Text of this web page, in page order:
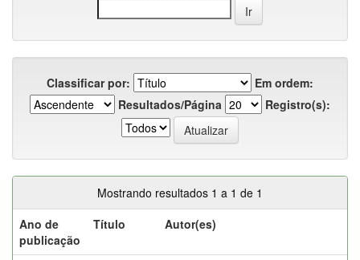
Classificar por:
Em ordem:
Resultados/Página
Registro(s):
Mostrando resultados 1 a 1 de 1
Ano de
publicação
Título Autor(es)